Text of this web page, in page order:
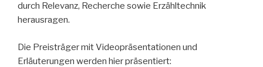
durch Relevanz, Recherche sowie Erzähltechnik
herausragen.
Die Preisträger mit Videopräsentationen und
Erläuterungen werden hier präsentiert: